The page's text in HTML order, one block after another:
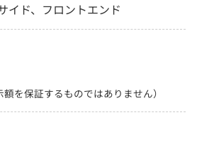
イド、フロントエンド
を保証するものではありません）